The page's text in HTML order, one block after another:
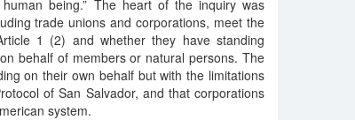
human being.” The heart of the inquiry was
trade unions and corporations, meet the
1 (2) and whether they have standing
behalf of members or natural persons. The
on their own behalf but with the limitations
of San Salvador, and that corporations
system.